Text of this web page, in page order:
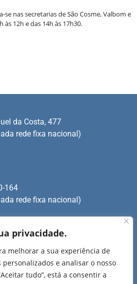
privacidade.
melhorar a sua experiência de
personalizados e analisar o nosso
tudo”, está a consentir a
se nas secretarias de São Cosme, Valbom e
às 12h e das 14h às 17h30.
rede fixa nacional)
164
rede fixa nacional)
da Costa, 477
rede fixa nacional)